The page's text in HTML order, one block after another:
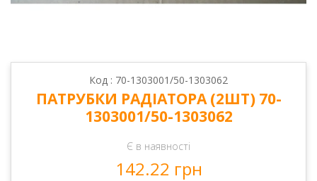
Код : 70-1303001/50-1303062
ПАТРУБКИ РАДІАТОРА (2ШТ) 70-
1303001/50-1303062
Є в наявності
142.22 грн